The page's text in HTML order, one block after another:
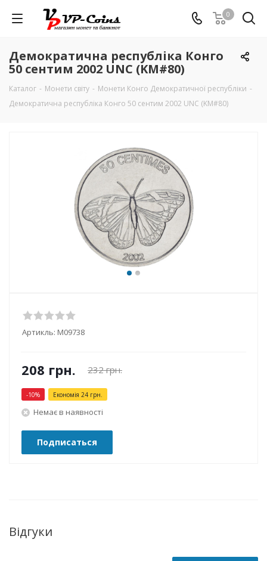
0
Демократична республіка Конго
50 сентим 2002 UNC (KM#80)
Каталог - Монети світу - Монети Конго Демократичної республіки -
Демократична республіка Конго 50 сентим 2002 UNC (KM#80)
Артикль: М09738
208 грн. 232грн.
-10% Економія 24 грн.
Немає в наявності
Подписаться
Відгуки